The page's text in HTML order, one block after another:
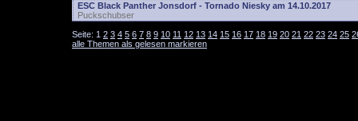
ESC Black Panther Jonsdorf - Tornado Niesky am 14.10.2017
Puckschubser
Seite: 1 2 3 4 5 6 7 8 9 10 11 12 13 14 15 16 17 18 19 20 21 22 23 24 25
alle Themen als gelesen markieren